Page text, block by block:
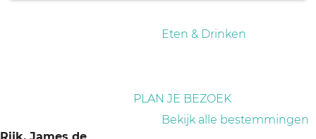
Eten & Drinken
PLAN JE BEZOEK
Bekijk alle bestemmingen